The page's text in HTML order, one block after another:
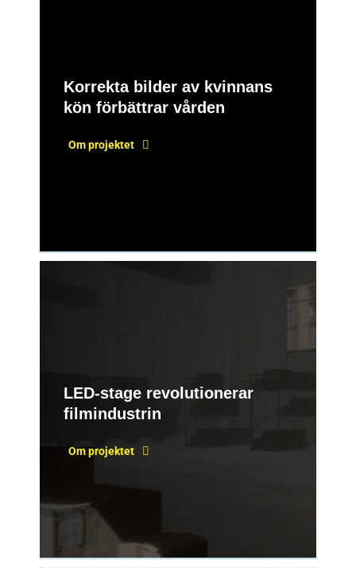
Korrekta bilder av kvinnans
kön förbättrar vården
Om projektet
LED-stage revolutionerar
filmindustrin
Om projektet